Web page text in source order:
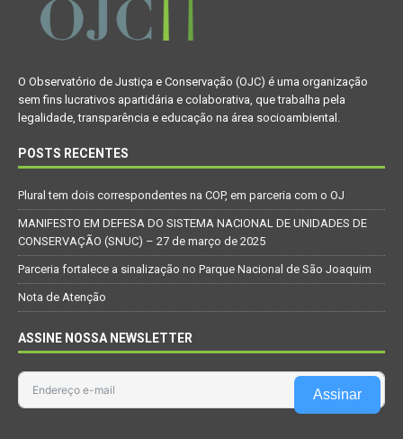
O Observatório de Justiça e Conservação (OJC) é uma organização
sem fins lucrativos apartidária e colaborativa, que trabalha pela
legalidade, transparência e educação na área socioambiental.
POSTS RECENTES
Plural tem dois correspondentes na COP, em parceria com o OJ
MANIFESTO EM DEFESA DO SISTEMA NACIONAL DE UNIDADES DE
CONSERVAÇÃO (SNUC) – 27 de março de 2025
Parceria fortalece a sinalização no Parque Nacional de São Joaquim
Nota de Atenção
ASSINE NOSSA NEWSLETTER
Assinar